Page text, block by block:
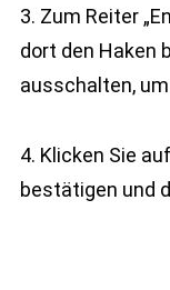
3. Zum Reiter
dort den Haken
ausschalten,
4. Klicken Sie
bestätigen und